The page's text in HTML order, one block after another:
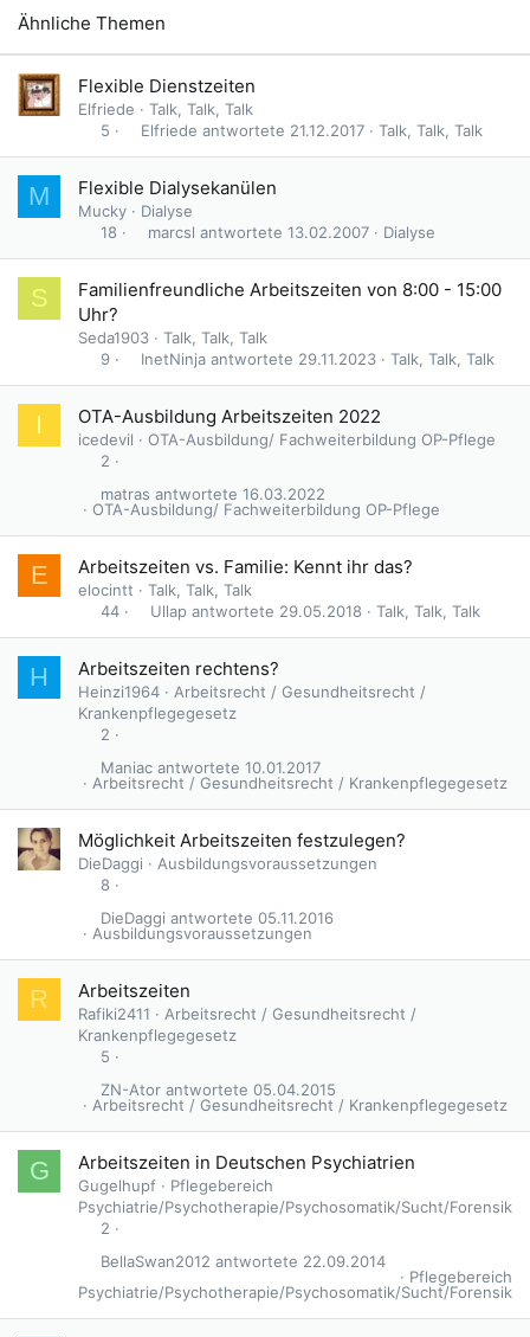
Ähnliche Themen
Flexible Dienstzeiten
Elfriede
Talk, Talk, Talk
5
Talk, Talk, Talk
21.12.2017
Elfriede
M Flexible Dialysekanülen
Mucky
Dialyse
18
Dialyse
13.02.2007
marcsl
S
Familienfreundliche Arbeitszeiten von 8:00 - 15:00
Uhr?
Seda1903
Talk, Talk, Talk
9
Talk, Talk, Talk
29.11.2023
InetNinja
I OTA-Ausbildung Arbeitszeiten 2022
icedevil
OTA-Ausbildung/ Fachweiterbildung OP-Pflege
2
OTA-Ausbildung/ Fachweiterbildung OP-Pflege
16.03.2022
matras
E Arbeitszeiten vs. Familie: Kennt ihr das?
elocintt
Talk, Talk, Talk
44
Talk, Talk, Talk
29.05.2018
Ullap
H Arbeitszeiten rechtens?
Heinzi1964
Arbeitsrecht / Gesundheitsrecht /
Krankenpflegegesetz
2
Arbeitsrecht / Gesundheitsrecht / Krankenpflegegesetz
10.01.2017
Maniac
Möglichkeit Arbeitszeiten festzulegen?
DieDaggi
Ausbildungsvoraussetzungen
8
Ausbildungsvoraussetzungen
05.11.2016
DieDaggi
R Arbeitszeiten
Rafiki2411
Arbeitsrecht / Gesundheitsrecht /
Krankenpflegegesetz
5
Arbeitsrecht / Gesundheitsrecht / Krankenpflegegesetz
05.04.2015
ZN-Ator
G Arbeitszeiten in Deutschen Psychiatrien
Gugelhupf
Pflegebereich
Psychiatrie/Psychotherapie/Psychosomatik/Sucht/Forensik
2
Pflegebereich
Psychiatrie/Psychotherapie/Psychosomatik/Sucht/Forensik
22.09.2014
BellaSwan2012